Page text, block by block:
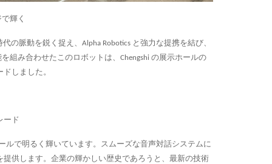
輝く
の脈動を鋭く捉え、Alpha Robotics と強力な提携を結び、
組み合わせたこのロボットは、Chengshi の展示ホールの
しました。
ード
ルで明るく輝いています。スムーズな音声対話システムに
供します。企業の輝かしい歴史であろうと、最新の技術